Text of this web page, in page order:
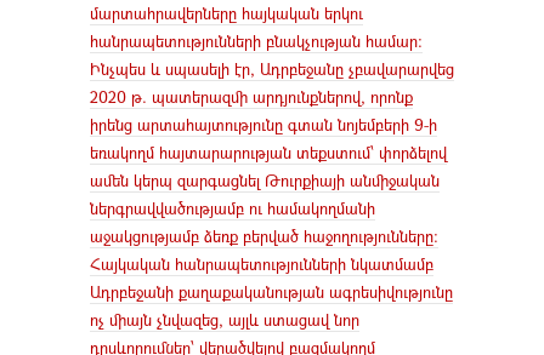
մարտահրավերները հայկական երկու
հանրապետությունների բնակչության համար:
Ինչպես և սպասելի էր, Ադրբեջանը չբավարարվեց
2020 թ. պատերազմի արդյունքներով, որոնք
իրենց արտահայտությունը գտան նոյեմբերի 9-ի
եռակողմ հայտարարության տեքստում՝ փորձելով
ամեն կերպ զարգացնել Թուրքիայի անմիջական
ներգրավվածությամբ ու համակողմանի
աջակցությամբ ձեռք բերված հաջողությունները:
Հայկական հանրապետությունների նկատմամբ
Ադրբեջանի քաղաքականության ագրեսիվությունը
ոչ միայն չնվազեց, այլև ստացավ նոր
դրսևորումներ՝ վերածվելով բազմակողմ